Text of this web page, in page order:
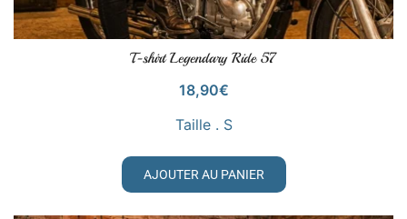
VOIR LE PRODUIT
T-shirt Legendary Ride 57
18,90€
Taille . S
AJOUTER AU PANIER